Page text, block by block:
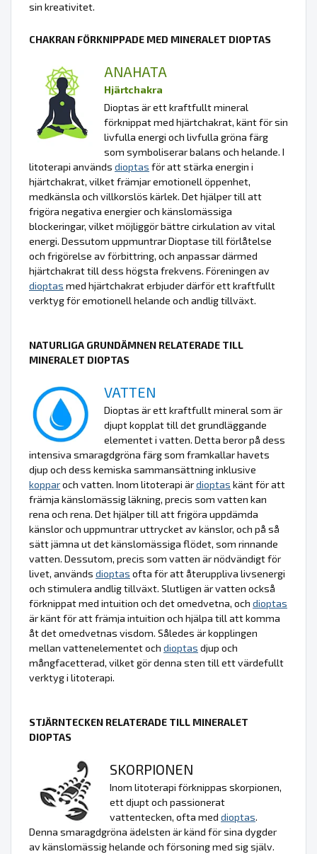
sin kreativitet.
CHAKRAN FÖRKNIPPADE MED MINERALET DIOPTAS
ANAHATA
Hjärtchakra
Dioptas är ett kraftfullt mineral
förknippat med hjärtchakrat, känt för sin
livfulla energi och livfulla gröna färg
som symboliserar balans och helande. I
litoterapi används dioptas för att stärka energin i
hjärtchakrat, vilket främjar emotionell öppenhet,
medkänsla och villkorslös kärlek. Det hjälper till att
frigöra negativa energier och känslomässiga
blockeringar, vilket möjliggör bättre cirkulation av vital
energi. Dessutom uppmuntrar Dioptase till förlåtelse
och frigörelse av förbittring, och anpassar därmed
hjärtchakrat till dess högsta frekvens. Föreningen av
dioptas med hjärtchakrat erbjuder därför ett kraftfullt
verktyg för emotionell helande och andlig tillväxt.
NATURLIGA GRUNDÄMNEN RELATERADE TILL
MINERALET DIOPTAS
VATTEN
Dioptas är ett kraftfullt mineral som är
djupt kopplat till det grundläggande
elementet i vatten. Detta beror på dess
intensiva smaragdgröna färg som framkallar havets
djup och dess kemiska sammansättning inklusive
kopparoch vatten. Inom litoterapi ärdioptas känt för att
främja känslomässig läkning, precis som vatten kan
rena och rena. Det hjälper till att frigöra uppdämda
känslor och uppmuntrar uttrycket av känslor, och på så
sätt jämna ut det känslomässiga flödet, som rinnande
vatten. Dessutom, precis som vatten är nödvändigt för
livet, används dioptas ofta för att återuppliva livsenergi
och stimulera andlig tillväxt. Slutligen är vatten också
förknippat med intuition och det omedvetna, och dioptas
är känt för att främja intuition och hjälpa till att komma
åt det omedvetnas visdom. Således är kopplingen
mellan vattenelementet och dioptas djup och
mångfacetterad, vilket gör denna sten till ett värdefullt
verktyg i litoterapi.
STJÄRNTECKEN RELATERADE TILL MINERALET
DIOPTAS
SKORPIONEN
Inom litoterapi förknippas skorpionen,
ett djupt och passionerat
vattentecken, ofta med dioptas.
Denna smaragdgröna ädelsten är känd för sina dygder
av känslomässig helande och försoning med sig själv.